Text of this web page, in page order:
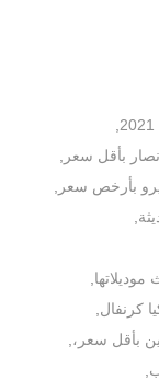
بأقل سعر
بأرخص سعر
كرنفال
بأقل سعر،